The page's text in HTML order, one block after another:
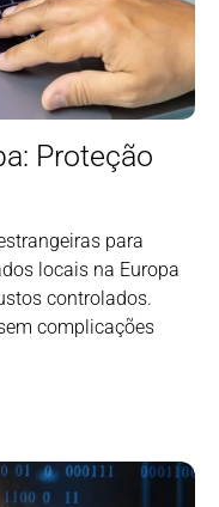
Proteção
para
locais na Europa
controlados.
complicações